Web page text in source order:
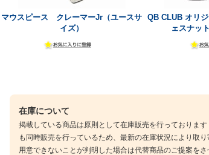
マウスピース クレーマーJr（ユースサ
イズ）
QB CLUB オリ
ェスナッ
在庫について
掲載している商品は原則として在庫販売を行っておりま
も同時販売を行っているため、最新の在庫状況により取
用意できないことが判明した場合は代替商品のご提案をさ